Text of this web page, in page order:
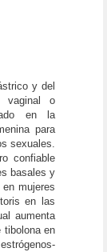
y del
vaginal o
en la
para
sexuales.
confiable
basales y
mujeres
en las
aumenta
tibolona en